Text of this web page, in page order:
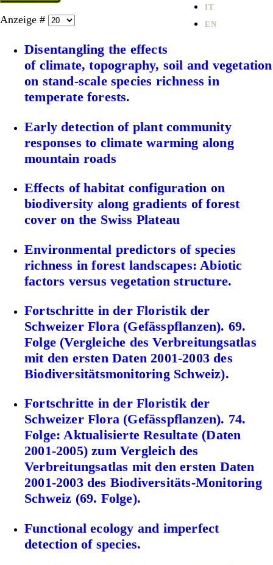
IT
EN
Anzeige #
Disentangling the effects
of climate, topography, soil and vegetation
on stand-scale species richness in
temperate forests.
Early detection of plant community
responses to climate warming along
mountain roads
Effects of habitat configuration on
biodiversity along gradients of forest
cover on the Swiss Plateau
Environmental predictors of species
richness in forest landscapes: Abiotic
factors versus vegetation structure.
Fortschritte in der Floristik der
Schweizer Flora (Gefässpflanzen). 69.
Folge (Vergleiche des Verbreitungsatlas
mit den ersten Daten 2001-2003 des
Biodiversitätsmonitoring Schweiz).
Fortschritte in der Floristik der
Schweizer Flora (Gefässpflanzen). 74.
Folge: Aktualisierte Resultate (Daten
2001-2005) zum Vergleich des
Verbreitungsatlas mit den ersten Daten
2001-2003 des Biodiversitäts-Monitoring
Schweiz (69. Folge).
Functional ecology and imperfect
detection of species.